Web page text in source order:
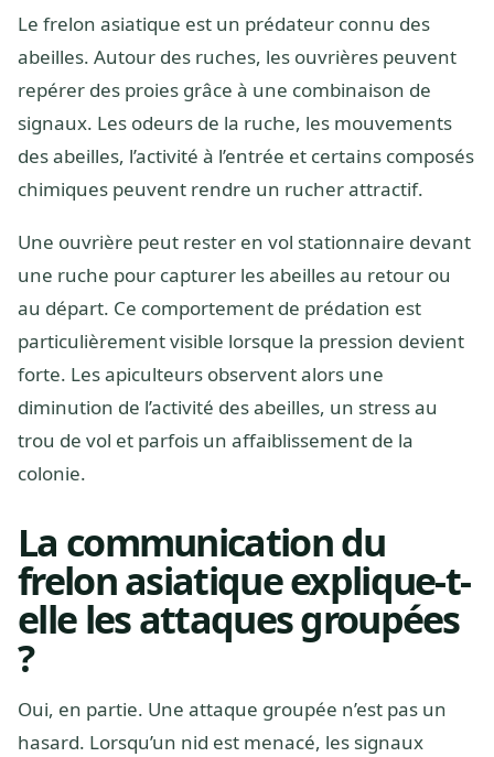
Le frelon asiatique est un prédateur connu des
abeilles. Autour des ruches, les ouvrières peuvent
repérer des proies grâce à une combinaison de
signaux. Les odeurs de la ruche, les mouvements
des abeilles, l’activité à l’entrée et certains composés
chimiques peuvent rendre un rucher attractif.
Une ouvrière peut rester en vol stationnaire devant
une ruche pour capturer les abeilles au retour ou
au départ. Ce comportement de prédation est
particulièrement visible lorsque la pression devient
forte. Les apiculteurs observent alors une
diminution de l’activité des abeilles, un stress au
trou de vol et parfois un affaiblissement de la
colonie.
La communication du
frelon asiatique explique-t-
elle les attaques groupées
?
Oui, en partie. Une attaque groupée n’est pas un
hasard. Lorsqu’un nid est menacé, les signaux